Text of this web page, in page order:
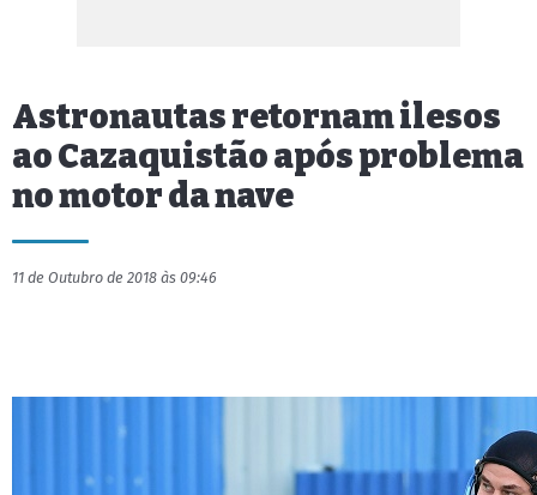
Astronautas retornam ilesos
ao Cazaquistão após problema
no motor da nave
11 de Outubro de 2018 às 09:46